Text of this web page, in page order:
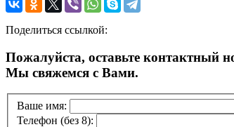
Поделиться ссылкой:
Пожалуйста, оставьте контактный
Мы свяжемся с Вами.
Ваше имя:
Телефон (без 8):